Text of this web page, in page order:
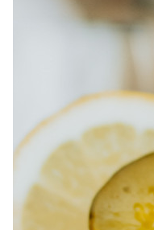
DONNER VOTRE OPINION